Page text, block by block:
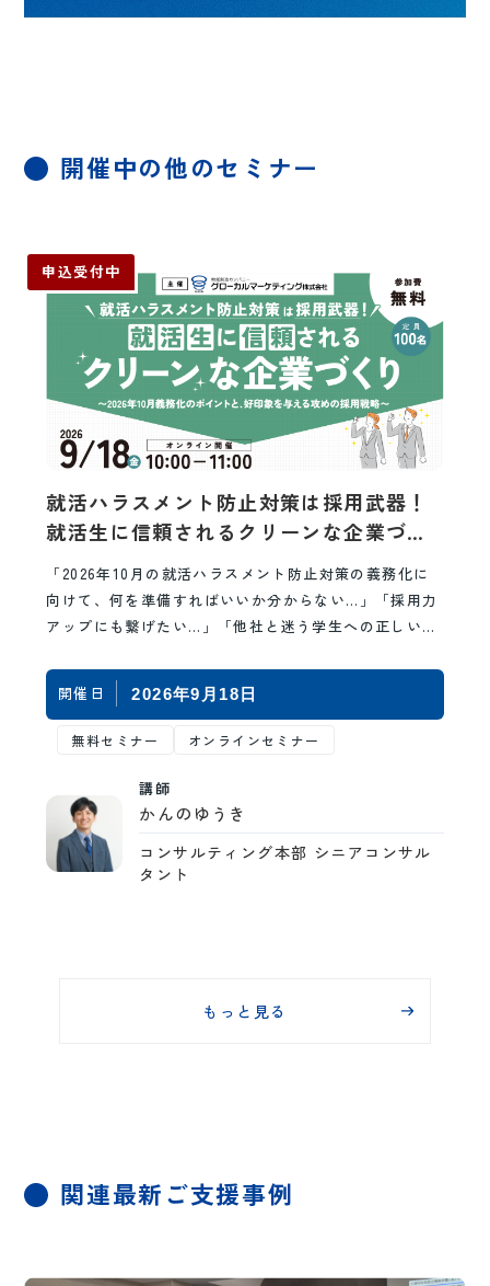
コンサルティング
開催中の他のセミナー
申込受付中
開催日 2026年9月18日
無料セミナー オンラインセミナー
就活ハラスメント防止対策は採用武器！
就活生に信頼されるクリーンな企業づく
り ～2026年10月義務化のポイントと、好
印象を与える攻めの採用戦略～
「2026年10月の就活ハラスメント防止対策の義務化に
向けて、何を準備すればいいか分からない…」「採用力
アップにも繋げたい…」「他社と迷う学生への正しいフ
講師
かんのゆうき
コンサルティング本部 シニアコンサル
タント
もっと見る
関連最新ご支援事例